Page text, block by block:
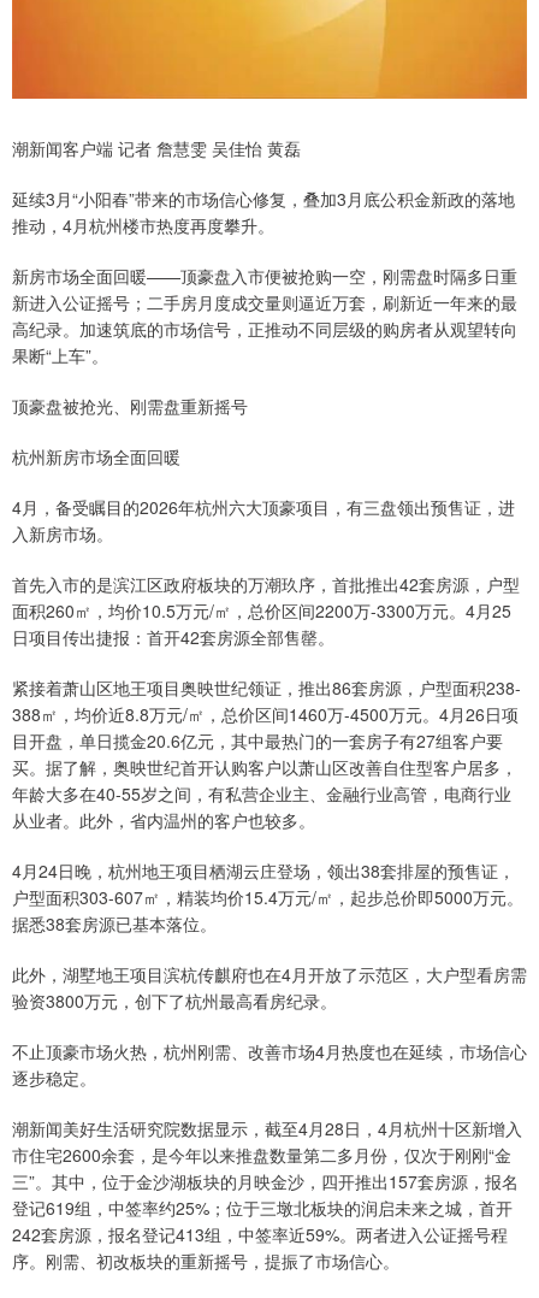
潮新闻客户端 记者 詹慧雯 吴佳怡 黄磊
延续3月“小阳春”带来的市场信心修复，叠加3月底公积金新政的落地
推动，4月杭州楼市热度再度攀升。
新房市场全面回暖——顶豪盘入市便被抢购一空，刚需盘时隔多日重
新进入公证摇号；二手房月度成交量则逼近万套，刷新近一年来的最
高纪录。加速筑底的市场信号，正推动不同层级的购房者从观望转向
果断“上车”。
顶豪盘被抢光、刚需盘重新摇号
杭州新房市场全面回暖
4月，备受瞩目的2026年杭州六大顶豪项目，有三盘领出预售证，进
入新房市场。
首先入市的是滨江区政府板块的万潮玖序，首批推出42套房源，户型
面积260㎡，均价10.5万元/㎡，总价区间2200万-3300万元。4月25
日项目传出捷报：首开42套房源全部售罄。
紧接着萧山区地王项目奥映世纪领证，推出86套房源，户型面积238-
388㎡，均价近8.8万元/㎡，总价区间1460万-4500万元。4月26日项
目开盘，单日揽金20.6亿元，其中最热门的一套房子有27组客户要
买。据了解，奥映世纪首开认购客户以萧山区改善自住型客户居多，
年龄大多在40-55岁之间，有私营企业主、金融行业高管，电商行业
从业者。此外，省内温州的客户也较多。
4月24日晚，杭州地王项目栖湖云庄登场，领出38套排屋的预售证，
户型面积303-607㎡，精装均价15.4万元/㎡，起步总价即5000万元。
据悉38套房源已基本落位。
此外，湖墅地王项目滨杭传麒府也在4月开放了示范区，大户型看房需
验资3800万元，创下了杭州最高看房纪录。
不止顶豪市场火热，杭州刚需、改善市场4月热度也在延续，市场信心
逐步稳定。
潮新闻美好生活研究院数据显示，截至4月28日，4月杭州十区新增入
市住宅2600余套，是今年以来推盘数量第二多月份，仅次于刚刚“金
三”。其中，位于金沙湖板块的月映金沙，四开推出157套房源，报名
登记619组，中签率约25%；位于三墩北板块的润启未来之城，首开
242套房源，报名登记413组，中签率近59%。两者进入公证摇号程
序。刚需、初改板块的重新摇号，提振了市场信心。